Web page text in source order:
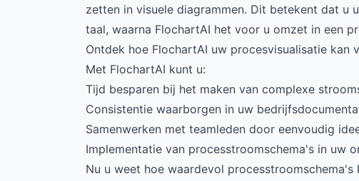
zetten in visuele diagrammen. Dit betekent dat u
taal, waarna FlochartAI het voor u omzet in een
Ontdek hoe FlochartAI uw procesvisualisatie kan
Met FlochartAI kunt u:
Tijd besparen bij het maken van complexe
Consistentie waarborgen in uw
Samenwerken met teamleden door eenvoudig
Implementatie van processtroomschema's in uw
Nu u weet hoe waardevol